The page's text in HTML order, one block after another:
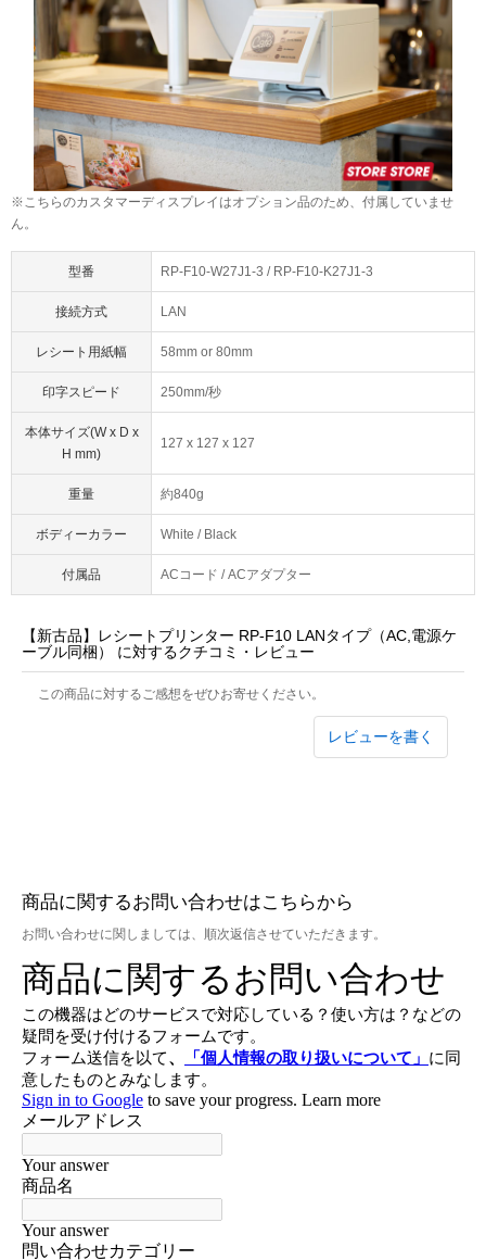
お買い物を続ける カートへ進む
※こちらのカスタマーディスプレイはオプション品のため、付属していませ
ん。
型番 RP-F10-W27J1-3 / RP-F10-K27J1-3
接続方式 LAN
レシート用紙幅 58mm or 80mm
印字スピード 250mm/秒
本体サイズ(W x D x
H mm)
127 x 127 x 127
重量 約840g
ボディーカラー White / Black
付属品 ACコード / ACアダプター
【新古品】レシートプリンター RP-F10 LANタイプ（AC,電源ケ
ーブル同梱） に対するクチコミ・レビュー
この商品に対するご感想をぜひお寄せください。
レビューを書く
商品に関するお問い合わせはこちらから
お問い合わせに関しましては、順次返信させていただきます。